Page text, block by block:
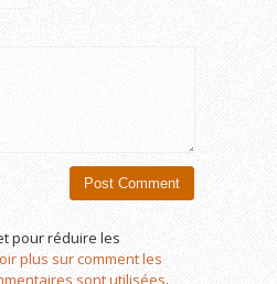
pour réduire les
plus sur comment les